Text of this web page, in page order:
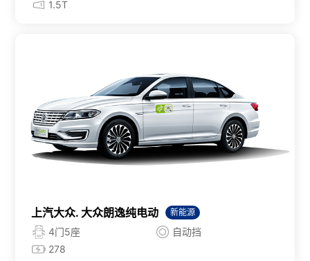
1.5T
上汽大众. 大众朗逸纯电动 新能源
4门5座
自动挡
278